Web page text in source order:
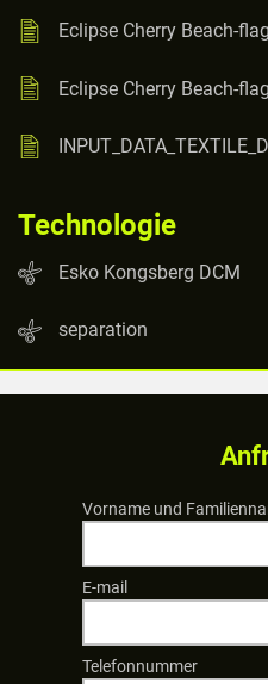
Eclipse Cherry Beach-
Eclipse Cherry Beach-
Technologie
Esko Kongsberg DCM
separation
Vorname und
E-mail
Telefonnummer